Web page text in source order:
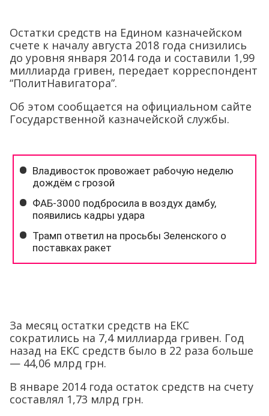
Остатки средств на Едином казначейском
счете к началу августа 2018 года снизились
до уровня января 2014 года и составили 1,99
миллиарда гривен, передает корреспондент
“ПолитНавигатора”.
Об этом сообщается на официальном сайте
Государственной казначейской службы.
За месяц остатки средств на ЕКС
сократились на 7,4 миллиарда гривен. Год
назад на ЕКС средств было в 22 раза больше
— 44,06 млрд грн.
В январе 2014 года остаток средств на счету
составлял 1,73 млрд грн.